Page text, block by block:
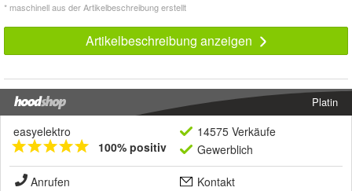
* maschinell aus der Artikelbeschreibung erstellt
Artikelbeschreibung anzeigen
Platin
easyelektro
100% positiv
14575 Verkäufe
Gewerblich
Anrufen
Kontakt